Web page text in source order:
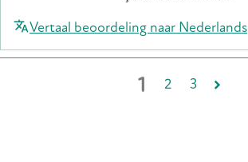
Vertaal beoordeling naar Nederlands
1 2 3